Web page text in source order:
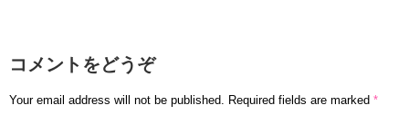
コメントをどうぞ
Your email address will not be published. Required fields are marked *